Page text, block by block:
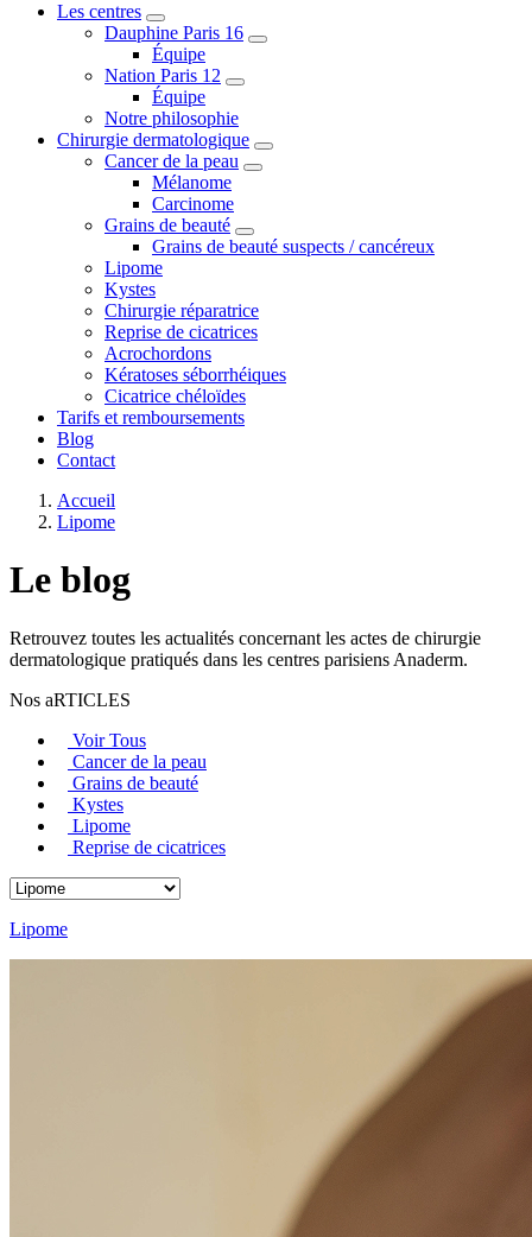
Les centres
Dauphine Paris 16
Équipe
Nation Paris 12
Équipe
Notre philosophie
Chirurgie dermatologique
Cancer de la peau
Mélanome
Carcinome
Grains de beauté
Grains de beauté suspects / cancéreux
Lipome
Kystes
Chirurgie réparatrice
Reprise de cicatrices
Acrochordons
Kératoses séborrhéiques
Cicatrice chéloïdes
Tarifs et remboursements
Blog
Contact
Accueil
Lipome
Le blog
Retrouvez toutes les actualités concernant les actes de chirurgie
dermatologique pratiqués dans les centres parisiens Anaderm.
Nos aRTICLES
Voir Tous
Cancer de la peau
Grains de beauté
Kystes
Lipome
Reprise de cicatrices
Lipome